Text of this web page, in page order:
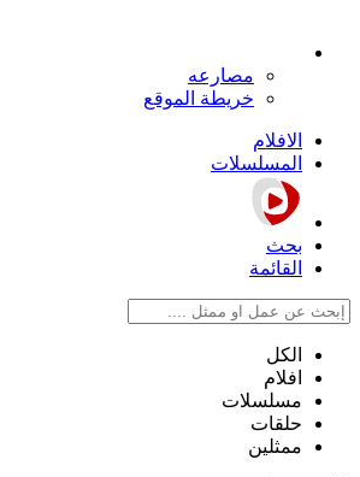
مصارعه
خريطة الموقع
الافلام
المسلسلات
بحث
القائمة
الكل
افلام
مسلسلات
حلقات
ممثلين